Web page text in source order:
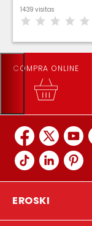
1439 visitas
COMPRA ONLINE
EROSKI